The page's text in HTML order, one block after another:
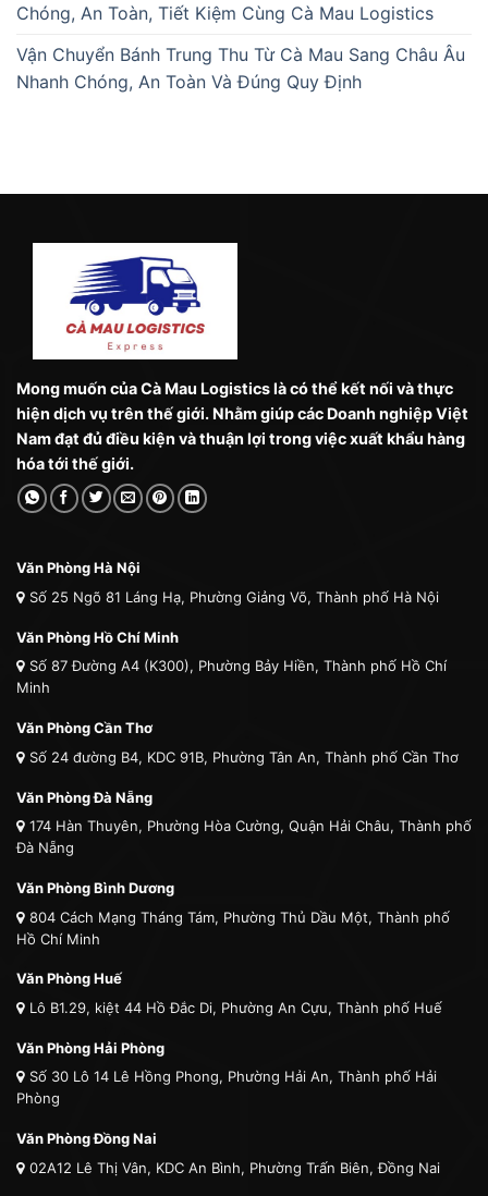
Chóng, An Toàn, Tiết Kiệm Cùng Cà Mau Logistics
Vận Chuyển Bánh Trung Thu Từ Cà Mau Sang Châu Âu
Nhanh Chóng, An Toàn Và Đúng Quy Định
Mong muốn của Cà Mau Logistics là có thể kết nối và thực
hiện dịch vụ trên thế giới. Nhằm giúp các Doanh nghiệp Việt
Nam đạt đủ điều kiện và thuận lợi trong việc xuất khẩu hàng
hóa tới thế giới.
Văn Phòng Hà Nội
Số 25 Ngõ 81 Láng Hạ, Phường Giảng Võ, Thành phố Hà Nội
Văn Phòng Hồ Chí Minh
Số 87 Đường A4 (K300), Phường Bảy Hiền, Thành phố Hồ Chí
Minh
Văn Phòng Cần Thơ
Số 24 đường B4, KDC 91B, Phường Tân An, Thành phố Cần Thơ
Văn Phòng Đà Nẵng
174 Hàn Thuyên, Phường Hòa Cường, Quận Hải Châu, Thành phố
Đà Nẵng
Văn Phòng Bình Dương
804 Cách Mạng Tháng Tám, Phường Thủ Dầu Một, Thành phố
Hồ Chí Minh
Văn Phòng Huế
Lô B1.29, kiệt 44 Hồ Đắc Di, Phường An Cựu, Thành phố Huế
Văn Phòng Hải Phòng
Số 30 Lô 14 Lê Hồng Phong, Phường Hải An, Thành phố Hải
Phòng
Văn Phòng Đồng Nai
02A12 Lê Thị Vân, KDC An Bình, Phường Trấn Biên, Đồng Nai